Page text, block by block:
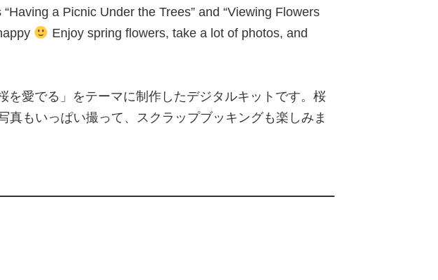
a Picnic Under the Trees” and “Viewing Flowers
Enjoy spring flowers, take a lot of photos, and
を愛でる」をテーマに制作したデジタルキットです。桜
真もいっぱい撮って、スクラップブッキングも楽しみま